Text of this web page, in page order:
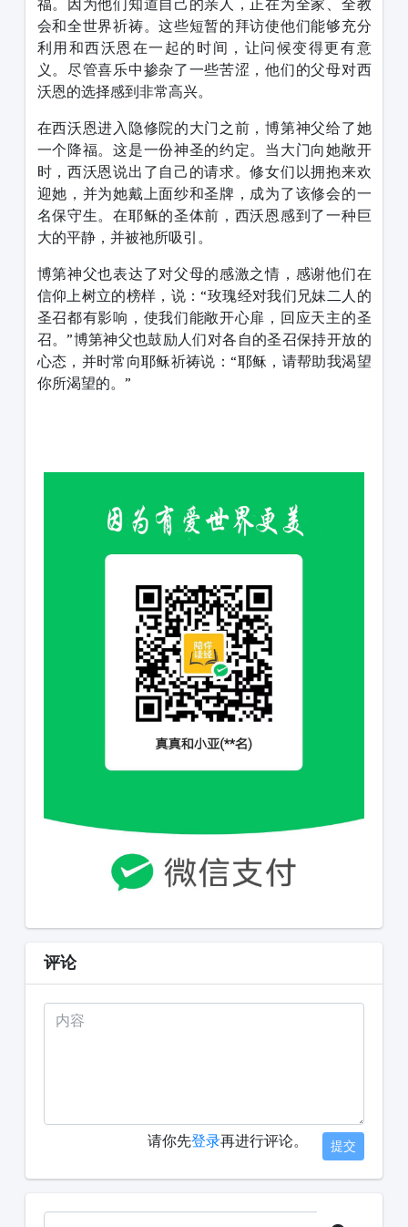
福。因为他们知道自己的亲人，正在为全家、全教
会和全世界祈祷。这些短暂的拜访使他们能够充分
利用和西沃恩在一起的时间，让问候变得更有意
义。尽管喜乐中掺杂了一些苦涩，他们的父母对西
沃恩的选择感到非常高兴。
在西沃恩进入隐修院的大门之前，博第神父给了她
一个降福。这是一份神圣的约定。当大门向她敞开
时，西沃恩说出了自己的请求。修女们以拥抱来欢
迎她，并为她戴上面纱和圣牌，成为了该修会的一
名保守生。在耶稣的圣体前，西沃恩感到了一种巨
大的平静，并被祂所吸引。
博第神父也表达了对父母的感激之情，感谢他们在
信仰上树立的榜样，说：“玫瑰经对我们兄妹二人的
圣召都有影响，使我们能敞开心扉，回应天主的圣
召。”博第神父也鼓励人们对各自的圣召保持开放的
心态，并时常向耶稣祈祷说：“耶稣，请帮助我渴望
你所渴望的。”
评论
请你先登录再进行评论。 提交